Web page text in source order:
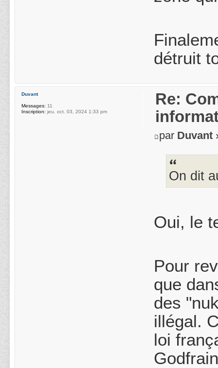
détruit
Re:
par Duvant
On dit
Oui, le
Pour
que
des
illégal.
loi
Duvant
Messages: 11
Inscription: jeu. oct. 03, 2024 1:33 pm